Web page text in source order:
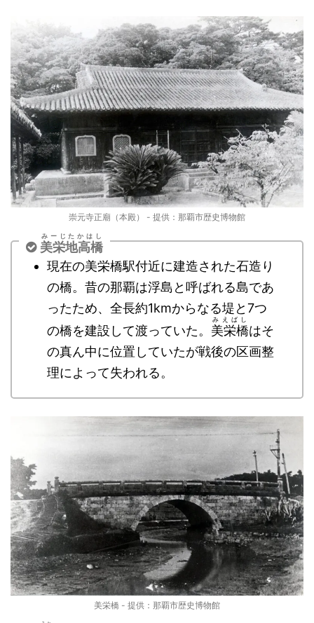
崇元寺正廟（本殿） - 提供：那覇市歴史博物館
美栄地高橋
みーじたかはし
現在の美栄橋駅付近に建造された石造り
の橋。昔の那覇は浮島と呼ばれる島であ
ったため、全長約1kmからなる堤と7つ
の橋を建設して渡っていた。 美栄橋
みえばし
はそ
の真ん中に位置していたが戦後の区画整
理によって失われる。
美栄橋 - 提供：那覇市歴史博物館